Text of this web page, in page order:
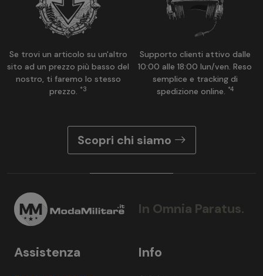
Se trovi un articolo su un'altro
sito ad un prezzo più basso del
nostro, ti faremo lo stesso
prezzo. *3
Supporto clienti attivo dalle
10:00 alle 18:00 lun/ven. Reso
semplice e tracking di
spedizione online. *4
Scopri chi siamo
In Omnia Paratus.
Info
Assistenza